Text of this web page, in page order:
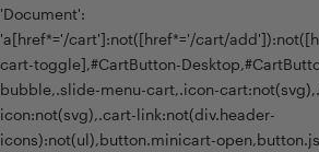
'Document':
'a[href*='/cart']:not([href*='/cart/
cart-toggle],#CartButton-
bubble,.slide-menu-cart,.icon-
icon:not(svg),.cart-link:not(div.header-
icons):not(ul),button.minicart-